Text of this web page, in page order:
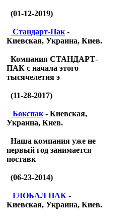
(01-12-2019)
Стандарт-Пак -
Киевская, Украина, Киев.
Компания СТАНДАРТ-
ПАК с начала этого
тысячелетия э
(11-28-2017)
Бокспак - Киевская,
Украина, Киев.
Наша компания уже не
первый год занимается
поставк
(06-23-2014)
ГЛОБАЛ ПАК -
Киевская, Украина, Киев.